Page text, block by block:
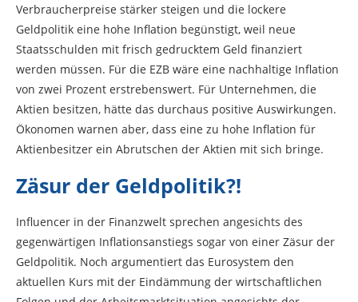
Verbraucherpreise stärker steigen und die lockere
Geldpolitik eine hohe Inflation begünstigt, weil neue
Staatsschulden mit frisch gedrucktem Geld finanziert
werden müssen. Für die EZB wäre eine nachhaltige Inflation
von zwei Prozent erstrebenswert. Für Unternehmen, die
Aktien besitzen, hätte das durchaus positive Auswirkungen.
Ökonomen warnen aber, dass eine zu hohe Inflation für
Aktienbesitzer ein Abrutschen der Aktien mit sich bringe.
Zäsur der Geldpolitik?!
Influencer in der Finanzwelt sprechen angesichts des
gegenwärtigen Inflationsanstiegs sogar von einer Zäsur der
Geldpolitik. Noch argumentiert das Eurosystem den
aktuellen Kurs mit der Eindämmung der wirtschaftlichen